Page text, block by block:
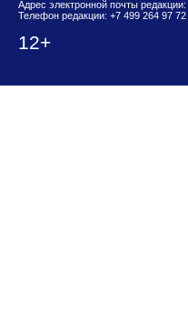
Адрес электронной почты редакции:
Телефон редакции: +7 499 264 97 72
12+